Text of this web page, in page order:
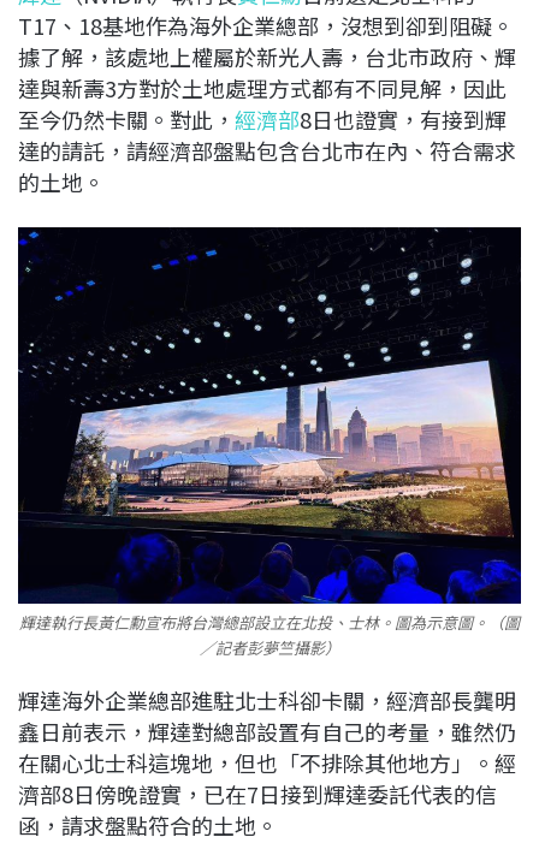
o
o
k
d
s
d
I
n
i
n
k
T17、18基地作為海外企業總部，沒想到卻到阻礙。
據了解，該處地上權屬於新光人壽，台北市政府、輝
達與新壽3方對於土地處理方式都有不同見解，因此
至今仍然卡關。對此， 經濟部8日也證實，有接到輝
達的請託，請經濟部盤點包含台北市在內、符合需求
的土地。
輝達執行長黃仁勳宣布將台灣總部設立在北投、士林。圖為示意圖。（圖
／記者彭夢竺攝影）
輝達海外企業總部進駐北士科卻卡關，經濟部長龔明
鑫日前表示，輝達對總部設置有自己的考量，雖然仍
在關心北士科這塊地，但也「不排除其他地方」。經
濟部8日傍晚證實，已在7日接到輝達委託代表的信
函，請求盤點符合的土地。